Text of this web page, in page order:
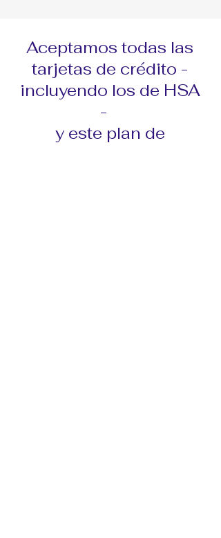
Aceptamos todas las
tarjetas de crédito -
incluyendo los de HSA
-
y este plan de